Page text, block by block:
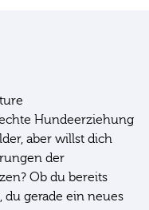
Hundeerziehung
aber willst dich
der
Ob du bereits
gerade ein neues